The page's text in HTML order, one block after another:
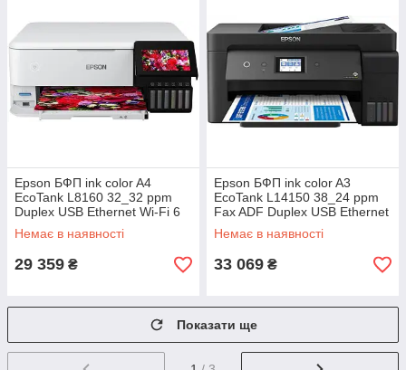
Epson БФП ink color A4
EcoTank L8160 32_32 ppm
Duplex USB Ethernet Wi-Fi 6
inks Black Pigment
Немає в наявності
29 359 ₴
Epson БФП ink color A3
EcoTank L14150 38_24 ppm
Fax ADF Duplex USB Ethernet
Wi-Fi 4 inks Black Pigment
Немає в наявності
33 069 ₴
Показати ще